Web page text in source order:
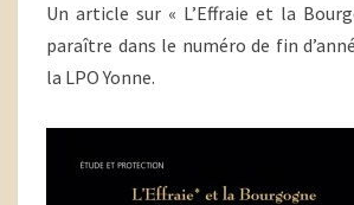
Un article sur « L’Effraie et la
paraître dans le numéro de fin
la LPO Yonne.